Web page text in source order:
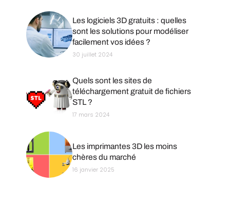
Les logiciels 3D gratuits : quelles
sont les solutions pour modéliser
facilement vos idées ?
30 juillet 2024
Quels sont les sites de
téléchargement gratuit de fichiers
STL ?
17 mars 2024
Les imprimantes 3D les moins
chères du marché
16 janvier 2025